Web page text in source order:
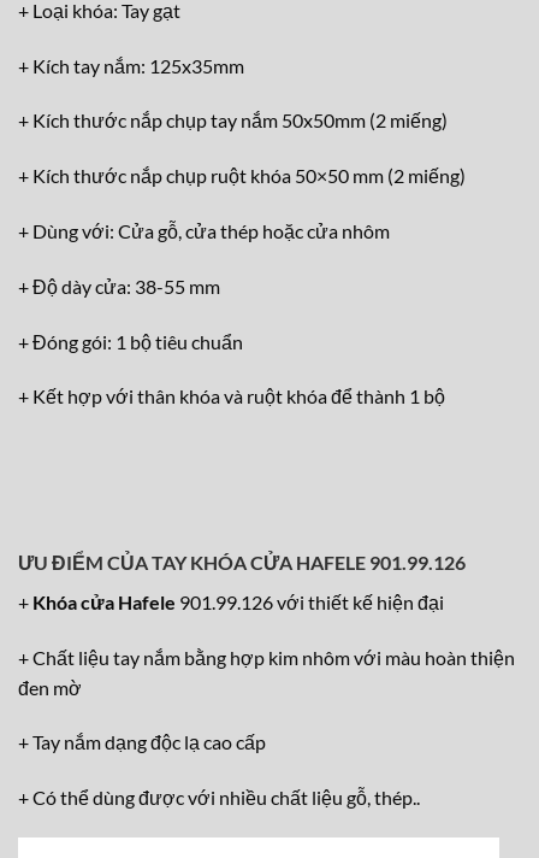
+ Loại khóa: Tay gạt
+ Kích tay nắm: 125x35mm
+ Kích thước nắp chụp tay nắm 50x50mm (2 miếng)
+ Kích thước nắp chụp ruột khóa 50×50 mm (2 miếng)
+ Dùng với: Cửa gỗ, cửa thép hoặc cửa nhôm
+ Độ dày cửa: 38-55 mm
+ Đóng gói: 1 bộ tiêu chuẩn
+ Kết hợp với thân khóa và ruột khóa để thành 1 bộ
ƯU ĐIỂM CỦATAY KHÓA CỬA HAFELE 901.99.126
+ Khóa cửa Hafele 901.99.126 với thiết kế hiện đại
+ Chất liệu tay nắm bằng hợp kim nhôm với màu hoàn thiện
đen mờ
+ Tay nắm dạng độc lạ cao cấp
+ Có thể dùng được với nhiều chất liệu gỗ, thép..